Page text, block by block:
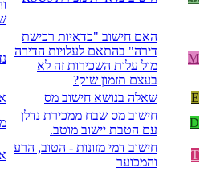
M
האם חישוב "כדאיות רכישת
דירה" בהתאם לעלויות הדירה
מול עלות השכירות זה לא
בעצם תזמון שוק?
E שאלה בנושא חישוב מס
D
חישוב מס שבח ממכירת נדלן
עם הטבת יישוב מוטב.
T
חישוב דמי מזונות - הטוב, הרע
והמכוער